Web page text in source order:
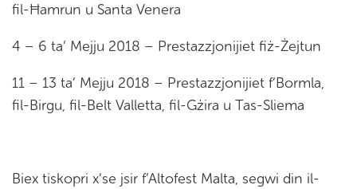
fil-Ħamrun u Santa Venera
4 – 6 ta’ Mejju 2018 – Prestazzjonijiet fiż-Żejtun
11 – 13 ta’ Mejju 2018 – Prestazzjonijiet f’Bormla,
fil-Birgu, fil-Belt Valletta, fil-Gżira u Tas-Sliema
Biex tiskopri x’se jsir f’Altofest Malta, segwi din il-